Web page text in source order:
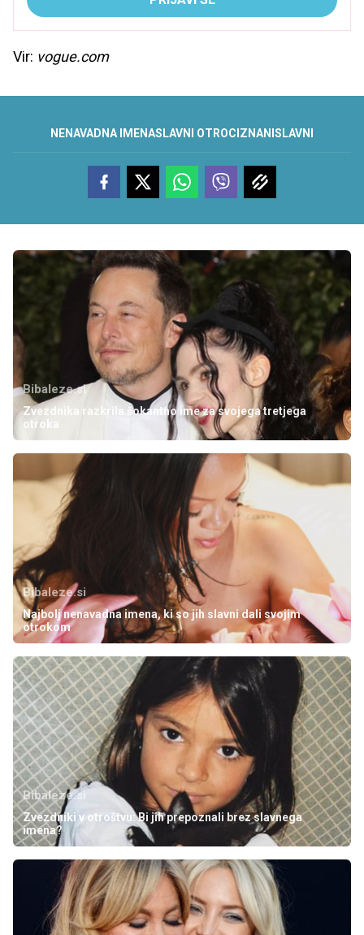
Vir: vogue.com
NENAVADNA IMENASLAVNI OTROCI ZNANI SLAVNI
Bibaleze.si
Zvezdnika razkrila šokantno ime za svojega tretjega
otroka
Bibaleze.si
Najbolj nenavadna imena, ki so jih slavni dali svojim
otrokom
Bibaleze.si
Zvezdniki v otroštvu: Bi jih prepoznali brez slavnega
imena?